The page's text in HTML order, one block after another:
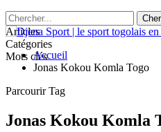
Articles
Catégories
Mots clésAccueil
Jonas Kokou Komla Togo
Parcourir Tag
Jonas Kokou Komla